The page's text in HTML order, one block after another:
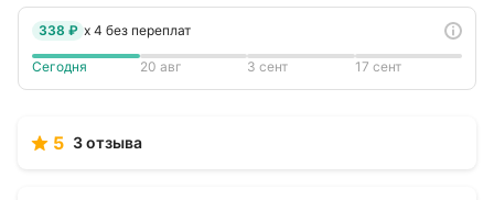
338 ₽ x 4 без переплат
Сегодня 20 авг 3 сент 17 сент
5 3 отзыва